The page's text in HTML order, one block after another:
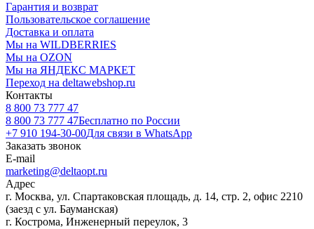
Гарантия и возврат
Пользовательское соглашение
Доставка и оплата
Мы на WILDBERRIES
Мы на OZON
Мы на ЯНДЕКС МАРКЕТ
Переход на deltawebshop.ru
Контакты
8 800 73 777 47
8 800 73 777 47Бесплатно по России
+7 910 194-30-00Для связи в WhatsApp
Заказать звонок
E-mail
marketing@deltaopt.ru
Адрес
г. Москва, ул. Спартаковская площадь, д. 14, стр. 2, офис 2210
(заезд с ул. Бауманская)
г. Кострома, Инженерный переулок, 3